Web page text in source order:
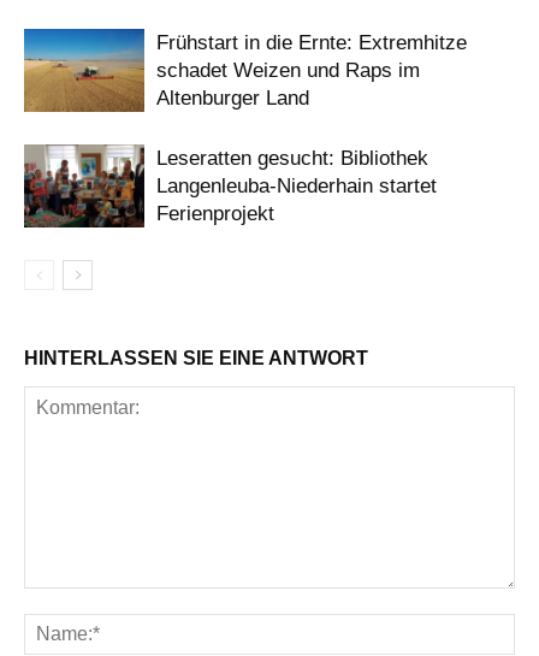
Frühstart in die Ernte: Extremhitze
schadet Weizen und Raps im
Altenburger Land
Leseratten gesucht: Bibliothek
Langenleuba-Niederhain startet
Ferienprojekt
HINTERLASSEN SIE EINE ANTWORT